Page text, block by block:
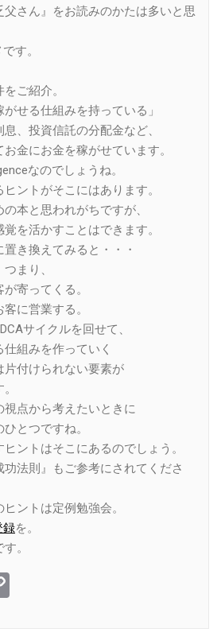
父さん』をお読みのかたは多いと思
す。
ご紹介。
がせる仕組みを持っている」
、投資信託の分配金など、
金にお金を稼がせています。
なのでしょうね。
ントがそこにはあります。
本と思われがちですが、
を活かすことはできます。
置き換えてみると・・・
まり、
寄ってくる。
に営業する。
サイクルを回せて、
組みを作っていく
付けられない要素が
点から考えたいときに
とつですね。
ントはそこにあるのでしょう。
法則』もご参考にされてくださ
ントは定例勉強会。
録を。
。